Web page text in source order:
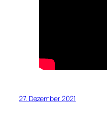
27. Dezember 2021